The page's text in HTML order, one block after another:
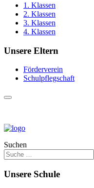
1. Klassen
2. Klassen
3. Klassen
4. Klassen
Unsere Eltern
Förderverein
Schulpflegschaft
Suchen
Unsere Schule